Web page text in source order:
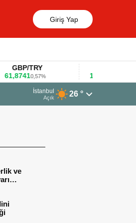
Giriş Yap
TRY
0,57%
1,1781
İstanbul
Açık 26 °
ve